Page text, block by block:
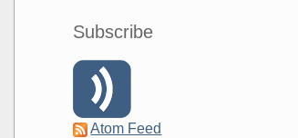
Subscribe
Atom Feed